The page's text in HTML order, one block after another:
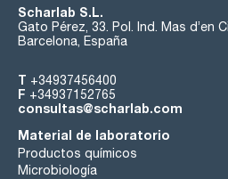
Scharlab S.L.
Gato Pérez, 33. Pol. Ind. Mas d’en
Barcelona, España
T +34937456400
F +34937152765
consultas@scharlab.com
Material de laboratorio
Productos químicos
Microbiología